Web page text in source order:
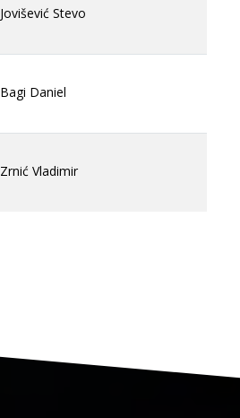
Jovišević Stevo
Bagi Daniel
Zrnić Vladimir